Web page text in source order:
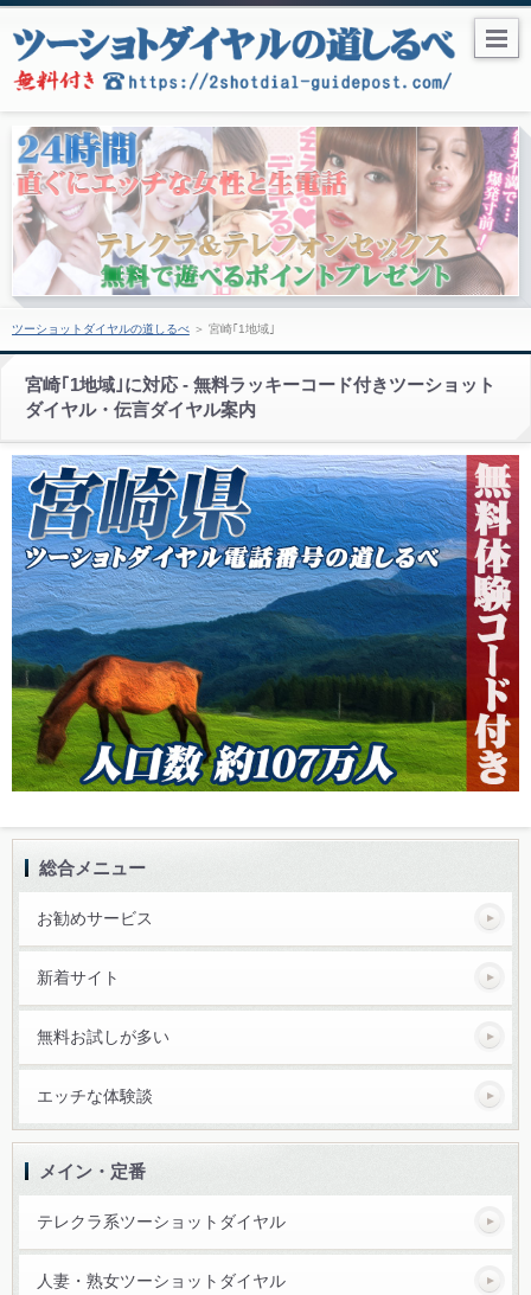
ツーショットダイヤルの道しるべ＞ 宮崎｢1地域｣
宮崎｢1地域｣に対応 - 無料ラッキーコード付きツーショット
ダイヤル・伝言ダイヤル案内
総合メニュー
お勧めサービス
新着サイト
無料お試しが多い
エッチな体験談
メイン・定番
テレクラ系ツーショットダイヤル
人妻・熟女ツーショットダイヤル